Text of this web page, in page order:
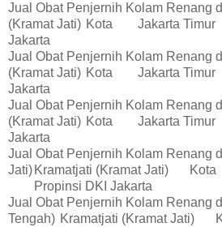
Jual Obat Penjernih Kolam Renang
(Kramat Jati) Kota Jakarta Timur
Jakarta
Jual Obat Penjernih Kolam Renang
(Kramat Jati) Kota Jakarta Timur
Jakarta
Jual Obat Penjernih Kolam Renang
(Kramat Jati) Kota Jakarta Timur
Jakarta
Jual Obat Penjernih Kolam Renang
Jati) Kramatjati (Kramat Jati) Kota
Propinsi DKI Jakarta
Jual Obat Penjernih Kolam Renang
Tengah) Kramatjati (Kramat Jati)